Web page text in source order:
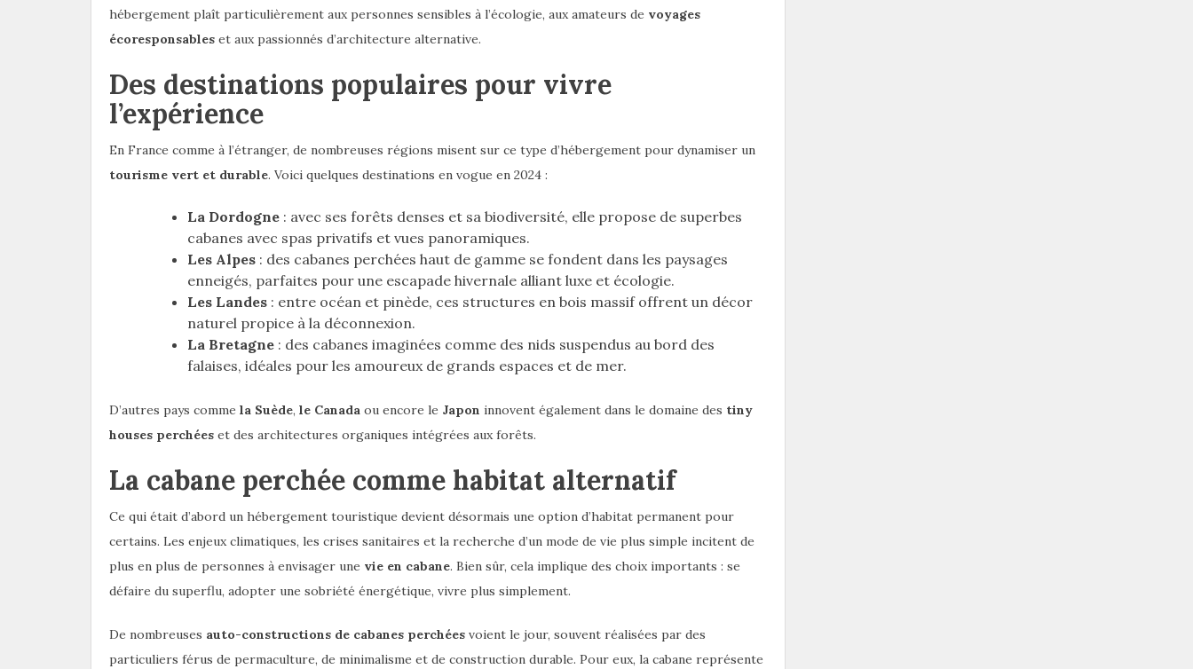
hébergement plaît particulièrement aux personnes sensibles à l’écologie, aux amateurs de voyages
écoresponsables et aux passionnés d’architecture alternative.
Des destinations populaires pour vivre
l’expérience
En France comme à l’étranger, de nombreuses régions misent sur ce type d’hébergement pour dynamiser un
tourisme vert et durable. Voici quelques destinations en vogue en 2024 :
La Dordogne : avec ses forêts denses et sa biodiversité, elle propose de superbes
cabanes avec spas privatifs et vues panoramiques.
Les Alpes : des cabanes perchées haut de gamme se fondent dans les paysages
enneigés, parfaites pour une escapade hivernale alliant luxe et écologie.
Les Landes : entre océan et pinède, ces structures en bois massif offrent un décor
naturel propice à la déconnexion.
La Bretagne : des cabanes imaginées comme des nids suspendus au bord des
falaises, idéales pour les amoureux de grands espaces et de mer.
D’autres pays comme la Suède, le Canada ou encore le Japon innovent également dans le domaine des tiny
houses perchées et des architectures organiques intégrées aux forêts.
La cabane perchée comme habitat alternatif
Ce qui était d’abord un hébergement touristique devient désormais une option d’habitat permanent pour
certains. Les enjeux climatiques, les crises sanitaires et la recherche d’un mode de vie plus simple incitent de
plus en plus de personnes à envisager une vie en cabane. Bien sûr, cela implique des choix importants : se
défaire du superflu, adopter une sobriété énergétique, vivre plus simplement.
De nombreuses auto-constructions de cabanes perchées voient le jour, souvent réalisées par des
particuliers férus de permaculture, de minimalisme et de construction durable. Pour eux, la cabane représente